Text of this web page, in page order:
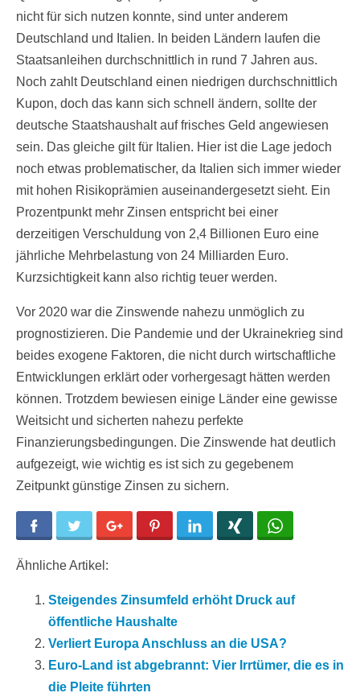
nicht für sich nutzen konnte, sind unter anderem
Deutschland und Italien. In beiden Ländern laufen die
Staatsanleihen durchschnittlich in rund 7 Jahren aus.
Noch zahlt Deutschland einen niedrigen durchschnittlich
Kupon, doch das kann sich schnell ändern, sollte der
deutsche Staatshaushalt auf frisches Geld angewiesen
sein. Das gleiche gilt für Italien. Hier ist die Lage jedoch
noch etwas problematischer, da Italien sich immer wieder
mit hohen Risikoprämien auseinandergesetzt sieht. Ein
Prozentpunkt mehr Zinsen entspricht bei einer
derzeitigen Verschuldung von 2,4 Billionen Euro eine
jährliche Mehrbelastung von 24 Milliarden Euro.
Kurzsichtigkeit kann also richtig teuer werden.
Vor 2020 war die Zinswende nahezu unmöglich zu
prognostizieren. Die Pandemie und der Ukrainekrieg sind
beides exogene Faktoren, die nicht durch wirtschaftliche
Entwicklungen erklärt oder vorhergesagt hätten werden
können. Trotzdem bewiesen einige Länder eine gewisse
Weitsicht und sicherten nahezu perfekte
Finanzierungsbedingungen. Die Zinswende hat deutlich
aufgezeigt, wie wichtig es ist sich zu gegebenem
Zeitpunkt günstige Zinsen zu sichern.
Facebook Twitter Google+ Pinterest LinkedIn
Ähnliche Artikel:
Steigendes Zinsumfeld erhöht Druck auf
öffentliche Haushalte
Verliert Europa Anschluss an die USA?
Euro-Land ist abgebrannt: Vier Irrtümer, die es in
die Pleite führten